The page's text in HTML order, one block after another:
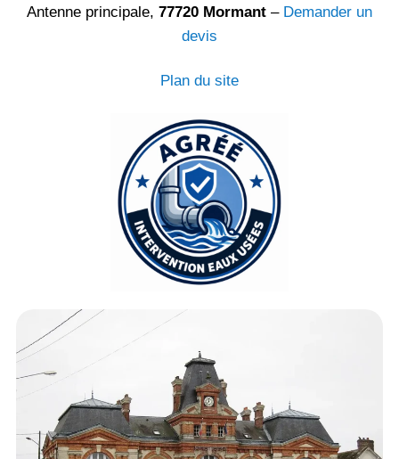
Antenne principale, 77720 Mormant – Demander un
devis
Plan du site